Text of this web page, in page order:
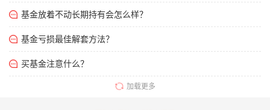
基金放着不动长期持有会怎么样？
基金亏损最佳解套方法？
买基金注意什么？
加载更多